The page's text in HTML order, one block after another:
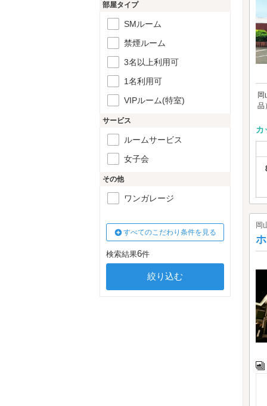
品
カ
岡
部屋タイプ
SMルーム
禁煙ルーム
3名以上利用可
1名利用可
VIPルーム(特室)
サービス
ルームサービス
女子会
その他
ワンガレージ
すべてのこだわり条件を見る
検索結果6件